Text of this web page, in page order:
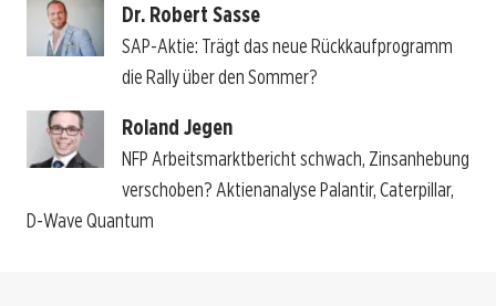
Dr. Robert Sasse
SAP-Aktie: Trägt das neue Rückkaufprogramm
die Rally über den Sommer?
Roland Jegen
NFP Arbeitsmarktbericht schwach, Zinsanhebung
verschoben? Aktienanalyse Palantir, Caterpillar,
D-Wave Quantum